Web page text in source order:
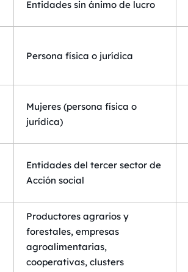
Entidades sin ánimo de lucro
Persona física o jurídica
Mujeres (persona física o
jurídica)
Entidades del tercer sector de
Acción social
Productores agrarios y
forestales, empresas
agroalimentarias,
cooperativas, clusters